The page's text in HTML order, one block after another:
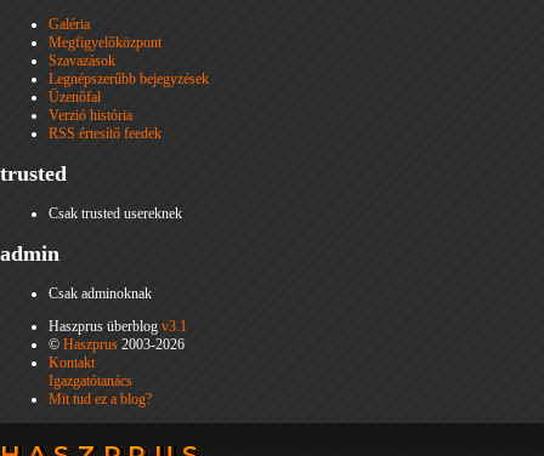
Galéria
Megfigyelőközpont
Szavazások
Legnépszerűbb bejegyzések
Üzenőfal
Verzió história
RSS értesítő feedek
trusted
Csak trusted usereknek
admin
Csak adminoknak
Haszprus überblog v3.1
© Haszprus 2003-2026
Kontakt
Igazgatótanács
Mit tud ez a blog?